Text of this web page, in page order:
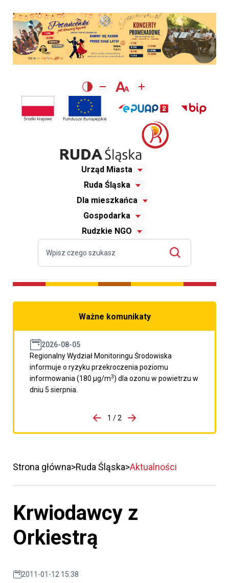
Urząd Miasta
Ruda Śląska
Dla mieszkańca
Gospodarka
Rudzkie NGO
Ważne komunikaty
2026-08-05
Regionalny Wydział Monitoringu Środowiska
informuje o ryzyku przekroczenia poziomu
informowania (180 μg/m3) dla ozonu w powietrzu w
dniu 5 sierpnia.
porzpedniego komunikatu
1 / 2
Przejdź do następnego
Strona główna Ruda Śląska Aktualności
Krwiodawcy z
Orkiestrą
2011-01-12 15:38